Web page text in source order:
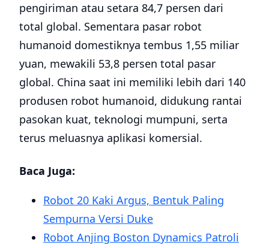
pengiriman atau setara 84,7 persen dari
total global. Sementara pasar robot
humanoid domestiknya tembus 1,55 miliar
yuan, mewakili 53,8 persen total pasar
global. China saat ini memiliki lebih dari 140
produsen robot humanoid, didukung rantai
pasokan kuat, teknologi mumpuni, serta
terus meluasnya aplikasi komersial.
Baca Juga:
Robot 20 Kaki Argus, Bentuk Paling
Sempurna Versi Duke
Robot Anjing Boston Dynamics Patroli